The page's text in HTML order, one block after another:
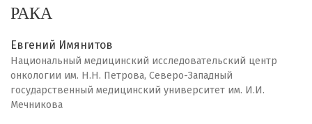
РАКА
Евгений Имянитов
Национальный медицинский исследовательский центр
онкологии им. Н.Н. Петрова, Северо-Западный
государственный медицинский университет им. И.И.
Мечникова